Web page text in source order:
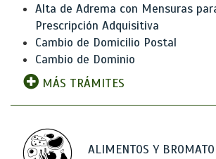
Alta de Adrema con Mensuras
Prescripción Adquisitiva
Cambio de Domicilio Postal
Cambio de Dominio
MÁS TRÁMITES
ALIMENTOS Y